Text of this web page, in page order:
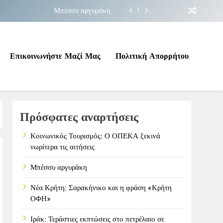
Μπέσσυ αργυράκη
επικίνδυνη γεωπολιτική συγκυρία
Μπέσσυ αργυράκη
και η φράση «Κρήτη ΟΦΗ»
επικίνδυνη γεωπολιτική συγκυρία
Επικοινωνήστε Μαζί Μας Πολιτική Απορρήτου
Πρόσφατες αναρτήσεις
Κοινωνικός Τουρισμός: Ο ΟΠΕΚΑ ξεκινά
νωρίτερα τις αιτήσεις
Μπέσσυ αργυράκη
Νέα Κρήτη: Σαρακήνικο και η φράση «Κρήτη
ΟΦΗ»
Ιράκ: Τεράστιες εκπτώσεις στο πετρέλαιο σε